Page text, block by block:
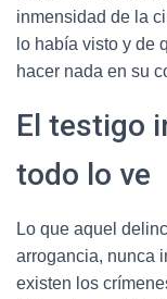
inmensidad de la
lo había visto y de
hacer nada en su
El testigo
todo lo ve
Lo que aquel
arrogancia, nunca
existen los